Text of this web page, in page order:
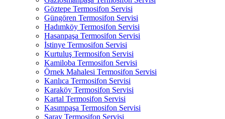
Göztepe Termosifon Servisi
Güngören Termosifon Servisi
Hadımköy Termosifon Servisi
Hasanpaşa Termosifon Servisi
İstinye Termosifon Servisi
Kurtuluş Termosifon Servisi
Kamiloba Termosifon Servisi
Örnek Mahalesi Termosifon Servisi
Kanlıca Termosifon Servisi
Karaköy Termosifon Servisi
Kartal Termosifon Servisi
Kasımpaşa Termosifon Servisi
Saray Termosifon Servisi